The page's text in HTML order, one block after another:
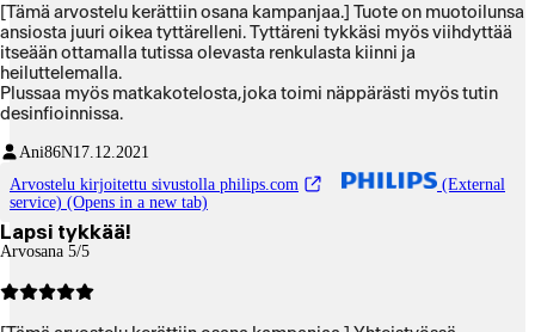
[Tämä arvostelu kerättiin osana kampanjaa.] Tuote on muotoilunsa
ansiosta juuri oikea tyttärelleni. Tyttäreni tykkäsi myös viihdyttää
itseään ottamalla tutissa olevasta renkulasta kiinni ja
heiluttelemalla.
Plussaa myös matkakotelosta,joka toimi näppärästi myös tutin
desinfioinnissa.
Ani86N17.12.2021
Arvostelu kirjoitettu sivustolla philips.com
(External
service) (Opens in a new tab)
Lapsi tykkää!
Arvosana 5/5